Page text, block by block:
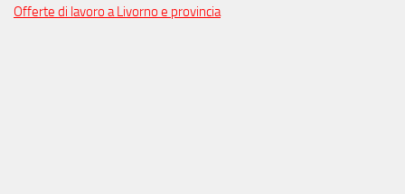
Offerte di lavoro a Livorno e provincia